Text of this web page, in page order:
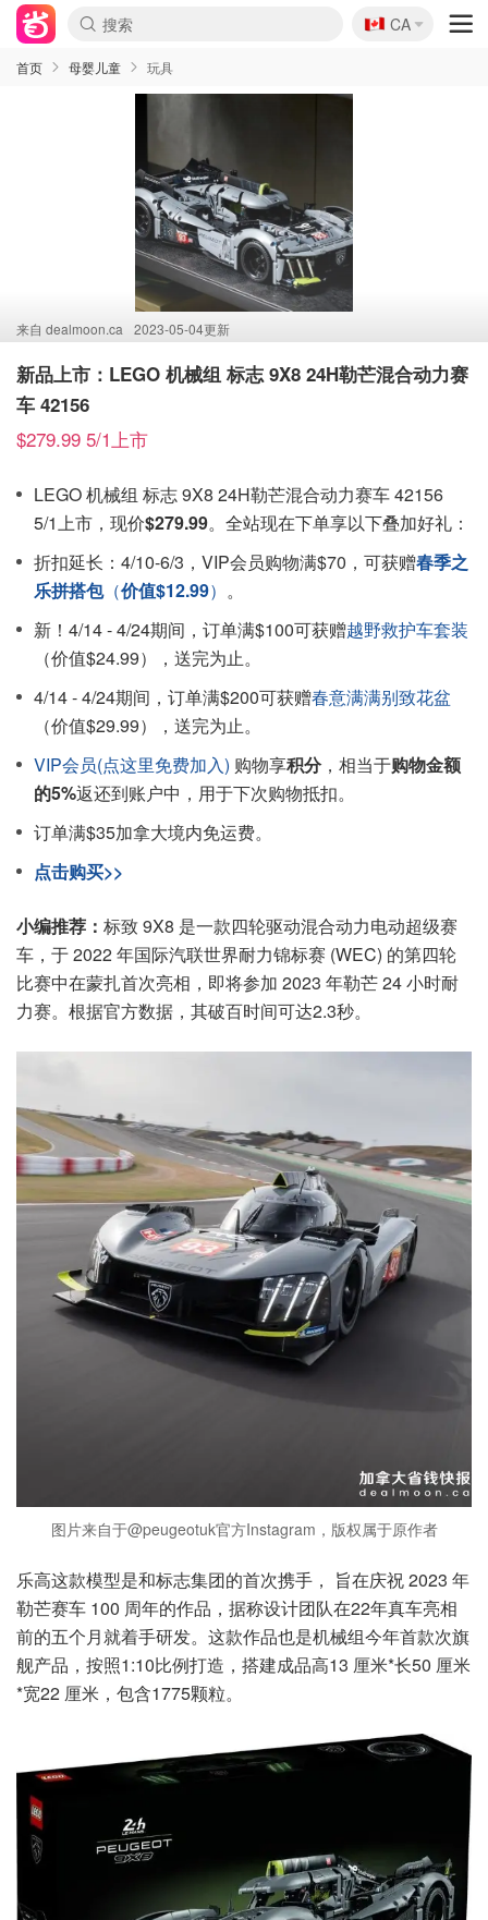
🇨🇦
CA
首页 母婴儿童 玩具
来自 dealmoon.ca 2023-05-04更新
新品上市：LEGO 机械组 标志 9X8 24H勒芒混合动力赛
车 42156
$279.99 5/1上市
LEGO 机械组 标志 9X8 24H勒芒混合动力赛车 42156
5/1上市，现价$279.99。全站现在下单享以下叠加好礼：
折扣延长：4/10-6/3，VIP会员购物满$70，可获赠春季之
乐拼搭包（价值$12.99） 。
新！4/14 - 4/24期间，订单满$100可获赠越野救护车套装
（价值$24.99），送完为止。
4/14 - 4/24期间，订单满$200可获赠春意满满别致花盆
（价值$29.99），送完为止。
VIP会员(点这里免费加入) 购物享积分，相当于购物金额
的5%返还到账户中，用于下次购物抵扣。
订单满$35加拿大境内免运费。
点击购买>>
小编推荐： 标致 9X8 是一款四轮驱动混合动力电动超级赛
车，于 2022 年国际汽联世界耐力锦标赛 (WEC) 的第四轮
比赛中在蒙扎首次亮相，即将参加 2023 年勒芒 24 小时耐
力赛。根据官方数据，其破百时间可达2.3秒。
图片来自于@peugeotuk官方Instagram，版权属于原作者
乐高这款模型是和标志集团的首次携手， 旨在庆祝 2023 年
勒芒赛车 100 周年的作品，据称设计团队在22年真车亮相
前的五个月就着手研发。这款作品也是机械组今年首款次旗
舰产品，按照1:10比例打造，搭建成品高13 厘米*长50 厘米
*宽22 厘米，包含1775颗粒。